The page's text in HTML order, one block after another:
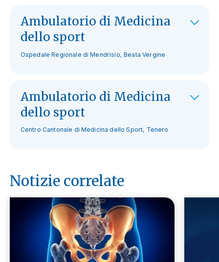
Ambulatorio di Medicina
dello sport
Ospedale Regionale di Mendrisio, Beata Vergine
Ambulatorio di Medicina
dello sport
Centro Cantonale di Medicina dello Sport, Tenero
Notizie correlate